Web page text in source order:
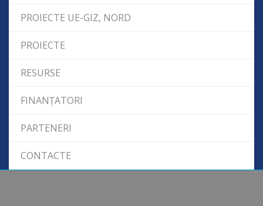
PROIECTE UE-GIZ, NORD
PROIECTE
RESURSE
FINANȚATORI
PARTENERI
CONTACTE